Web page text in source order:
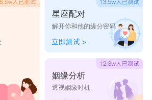
乏问津，保守而应对，安闲更相宜。
难交易，当待未来时，届时有商机。
靠疗心，宽心安闲过，四处旅游去。
观音灵签第74签
签 观音灵签第76签
观音灵签第78签
签 观音灵签第80签
签 观音灵签第82签
星座配对
解开你和他的缘分密码
姻缘分析
透视姻缘时机